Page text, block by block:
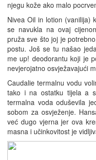
njegu kože ako malo
Nivea Oil in lotion (vanilija)
se navukla na ovaj
pruža sve što joj je
postu. Još se tu našao
me up! deodorantu koji je
nevjerojatno osvježavajući
Caudalie termalnu vodu
tako i na ostatku tijela a
termalna voda oduševila
sobom za osvježenje.
već dugo vjerna jer ova
masna i učinkovitost je